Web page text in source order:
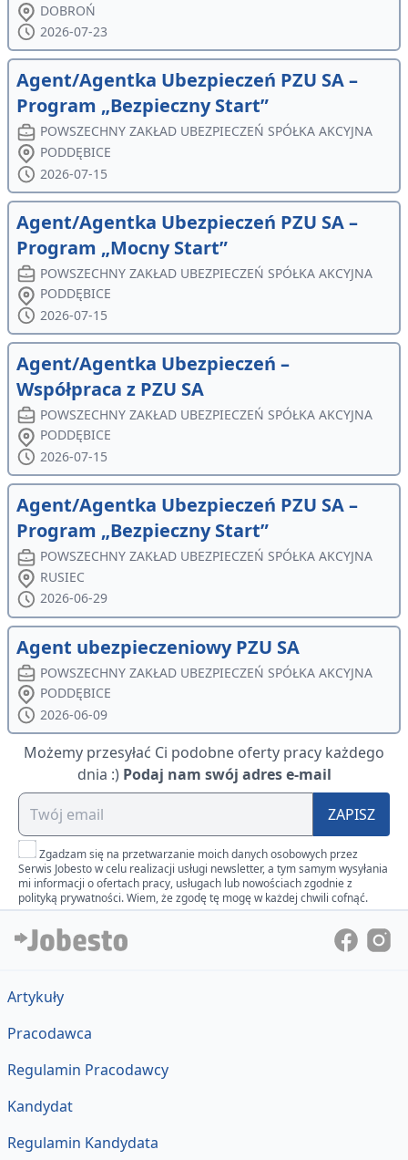
DOBROŃ
2026-07-23
Agent/Agentka Ubezpieczeń PZU SA –
Program „Bezpieczny Start”
POWSZECHNY ZAKŁAD UBEZPIECZEŃ SPÓŁKA AKCYJNA
PODDĘBICE
2026-07-15
Agent/Agentka Ubezpieczeń PZU SA –
Program „Mocny Start”
POWSZECHNY ZAKŁAD UBEZPIECZEŃ SPÓŁKA AKCYJNA
PODDĘBICE
2026-07-15
Agent/Agentka Ubezpieczeń –
Współpraca z PZU SA
POWSZECHNY ZAKŁAD UBEZPIECZEŃ SPÓŁKA AKCYJNA
PODDĘBICE
2026-07-15
Agent/Agentka Ubezpieczeń PZU SA –
Program „Bezpieczny Start”
POWSZECHNY ZAKŁAD UBEZPIECZEŃ SPÓŁKA AKCYJNA
RUSIEC
2026-06-29
Agent ubezpieczeniowy PZU SA
POWSZECHNY ZAKŁAD UBEZPIECZEŃ SPÓŁKA AKCYJNA
PODDĘBICE
2026-06-09
Możemy przesyłać Ci podobne oferty pracy każdego
dnia :) Podaj nam swój adres e-mail
ZAPISZ
Zgadzam się na przetwarzanie moich danych osobowych przez
Serwis Jobesto w celu realizacji usługi newsletter, a tym samym wysyłania
mi informacji o ofertach pracy, usługach lub nowościach zgodnie z
polityką prywatności. Wiem, że zgodę tę mogę w każdej chwili cofnąć.
Artykuły
Pracodawca
Regulamin Pracodawcy
Kandydat
Regulamin Kandydata